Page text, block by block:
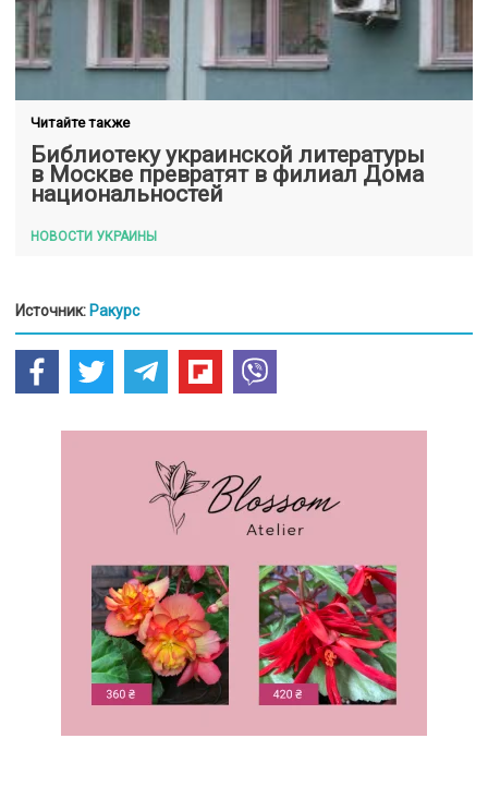
Читайте также
Библиотеку украинской литературы
в Москве превратят в филиал Дома
национальностей
НОВОСТИ УКРАИНЫ
Источник: Ракурс